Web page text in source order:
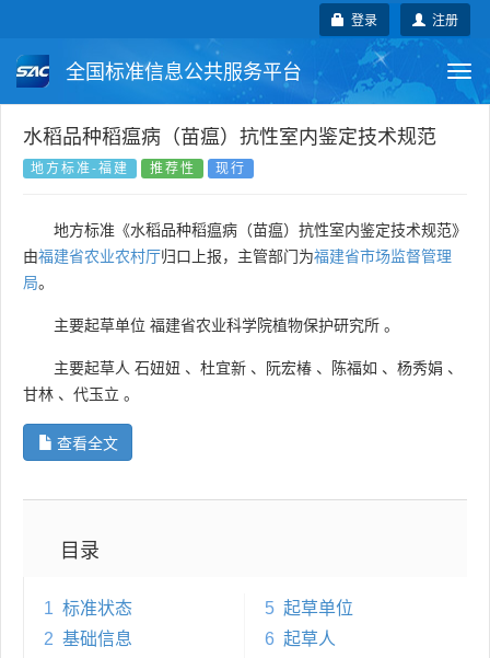
注册
登录
全国标准信息公共服务平台
国家标准 行业标准 地方标准
国外标准 技术委员会
水稻品种稻瘟病（苗瘟）抗性室内鉴定技术规范
地方标准-福建 推荐性 现行
地方标准《水稻品种稻瘟病（苗瘟）抗性室内鉴定技术规范》
由福建省农业农村厅归口上报，主管部门为福建省市场监督管理
局。
主要起草单位 福建省农业科学院植物保护研究所 。
主要起草人 石妞妞 、 杜宜新 、 阮宏椿 、 陈福如 、 杨秀娟 、
甘林 、 代玉立 。
查看全文
目录
1 标准状态
2 基础信息
5 起草单位
6 起草人